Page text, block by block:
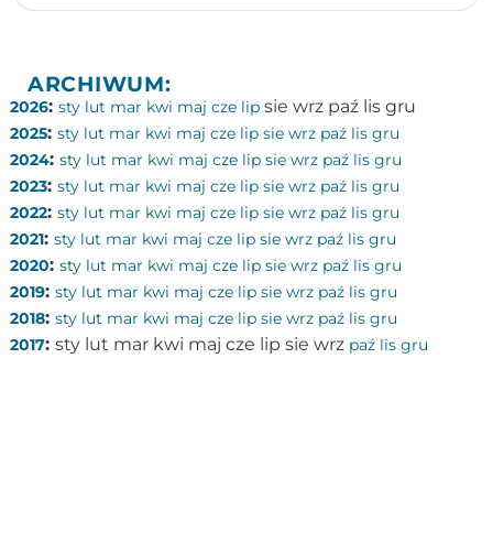
ARCHIWUM:
2026: sty lut mar kwi maj cze lip sie wrz paź lis gru
2025: sty lut mar kwi maj cze lip sie wrz paź lis gru
2024: sty lut mar kwi maj cze lip sie wrz paź lis gru
2023: sty lut mar kwi maj cze lip sie wrz paź lis gru
2022: sty lut mar kwi maj cze lip sie wrz paź lis gru
2021: sty lut mar kwi maj cze lip sie wrz paź lis gru
2020: sty lut mar kwi maj cze lip sie wrz paź lis gru
2019: sty lut mar kwi maj cze lip sie wrz paź lis gru
2018: sty lut mar kwi maj cze lip sie wrz paź lis gru
2017: sty lut mar kwi maj cze lip sie wrz paź lis gru